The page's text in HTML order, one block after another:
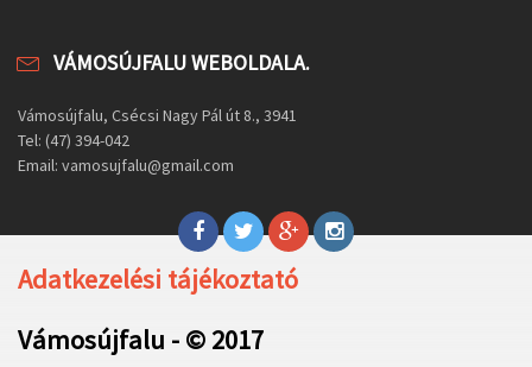
VÁMOSÚJFALU WEBOLDALA.
Vámosújfalu, Csécsi Nagy Pál út 8., 3941
Tel: (47) 394-042
Email: vamosujfalu@gmail.com
Adatkezelési tájékoztató
Vámosújfalu - © 2017